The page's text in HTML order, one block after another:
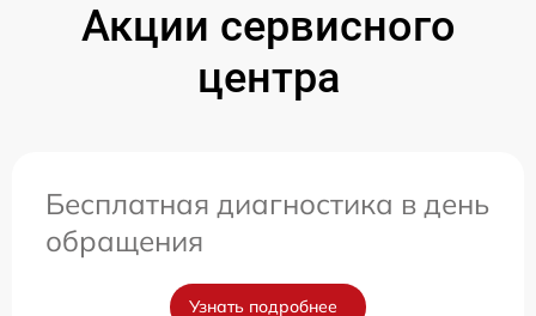
Акции сервисного
центра
Бесплатная диагностика в день
обращения
Узнать подробнее